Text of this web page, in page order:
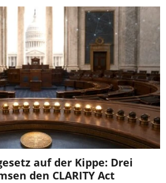
auf der Kippe: Drei
den CLARITY Act